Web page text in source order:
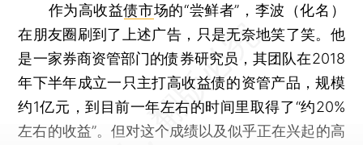
作为高收益债市场的“尝鲜者”，李波（化名）
在朋友圈刷到了上述广告，只是无奈地笑了笑。他
是一家券商资管部门的债券研究员，其团队在2018
年下半年成立一只主打高收益债的资管产品，规模
约1亿元，到目前一年左右的时间里取得了“约20%
左右的收益”。但对这个成绩以及似乎正在兴起的高